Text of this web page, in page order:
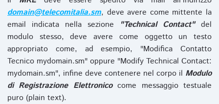
domain@telecomitalia.sm, deve avere come mittente la
email indicata nella sezione
"Technical Contact"del
modulo stesso, deve avere come oggetto un testo
appropriato come, ad esempio, "Modifica Contatto
Tecnico mydomain.sm" oppure "Modify Technical Contact:
mydomain.sm", infine deve contenere nel corpo il Modulo
di Registrazione Elettronicocome messaggio testuale
puro (plain text).